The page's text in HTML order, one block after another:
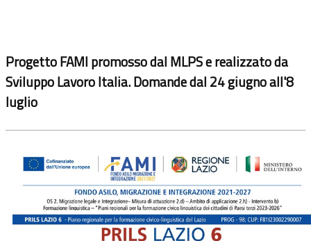
Progetto FAMI promosso dal MLPS e realizzato da
Sviluppo Lavoro Italia. Domande dal 24 giugno all'8
luglio